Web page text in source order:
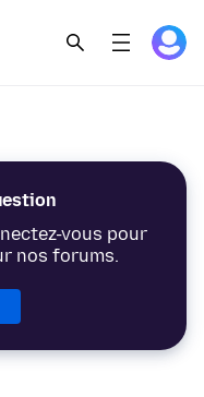
vous pour
nos forums.